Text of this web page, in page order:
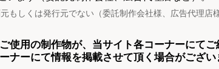
もしくは発行元でない（委託制作会社様、広告代理店
使用の制作物が、当サイト各コーナーにて
ナーにて情報を掲載させて頂く場合がござい